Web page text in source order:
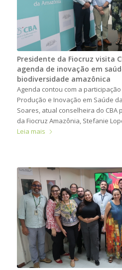
Presidente da Fiocruz visita
agenda de inovação em
biodiversidade amazônica
Agenda contou com a
Produção e Inovação em Saúde
Soares, atual conselheira do CBA
da Fiocruz Amazônia, Stefanie
Leia mais